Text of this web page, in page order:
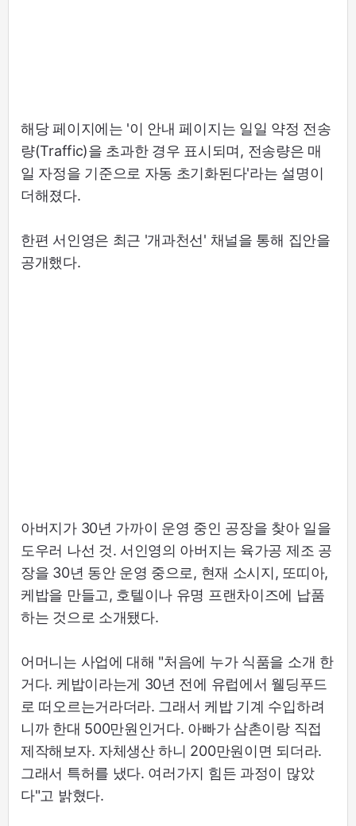
해당 페이지에는 '이 안내 페이지는 일일 약정 전송
량(Traffic)을 초과한 경우 표시되며, 전송량은 매
일 자정을 기준으로 자동 초기화된다'라는 설명이
더해졌다.
한편 서인영은 최근 '개과천선' 채널을 통해 집안을
공개했다.
아버지가 30년 가까이 운영 중인 공장을 찾아 일을
도우러 나선 것. 서인영의 아버지는 육가공 제조 공
장을 30년 동안 운영 중으로, 현재 소시지, 또띠아,
케밥을 만들고, 호텔이나 유명 프랜차이즈에 납품
하는 것으로 소개됐다.
어머니는 사업에 대해 "처음에 누가 식품을 소개 한
거다. 케밥이라는게 30년 전에 유럽에서 웰딩푸드
로 떠오르는거라더라. 그래서 케밥 기계 수입하려
니까 한대 500만원인거다. 아빠가 삼촌이랑 직접
제작해보자. 자체생산 하니 200만원이면 되더라.
그래서 특허를 냈다. 여러가지 힘든 과정이 많았
다"고 밝혔다.